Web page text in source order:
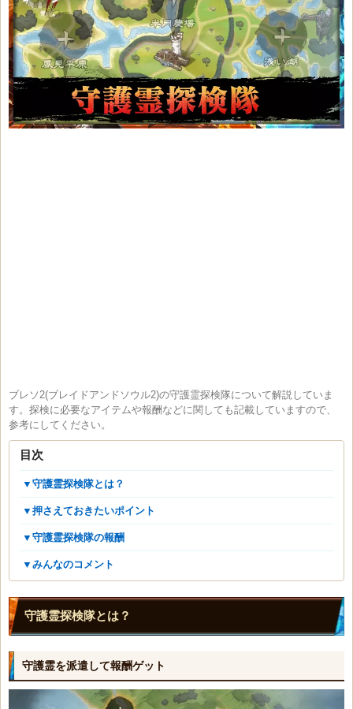
ブレソ2(ブレイドアンドソウル2)の守護霊探検隊について解説していま
す。探検に必要なアイテムや報酬などに関しても記載していますので、
参考にしてください。
目次
▼守護霊探検隊とは？
▼押さえておきたいポイント
▼守護霊探検隊の報酬
▼みんなのコメント
守護霊探検隊とは？
守護霊を派遣して報酬ゲット